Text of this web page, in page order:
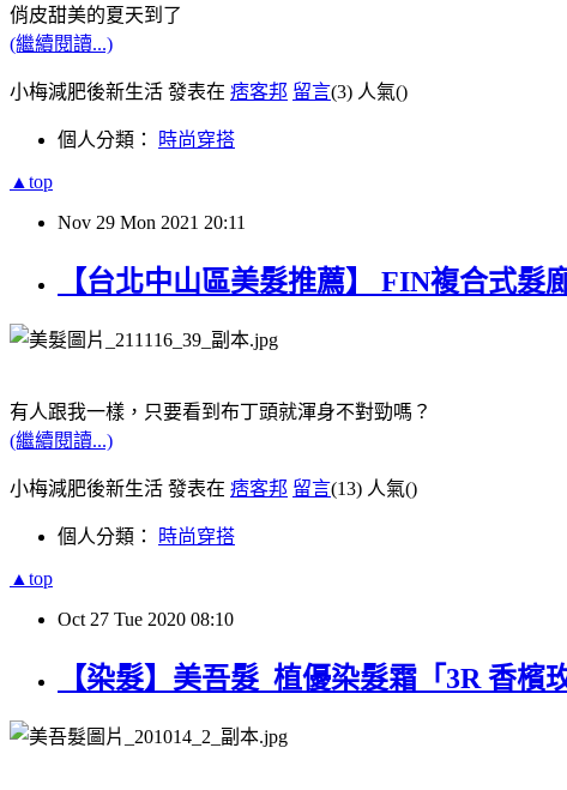
俏皮甜美的夏天到了
(繼續閱讀...)
小梅減肥後新生活 發表在 痞客邦 留言(3) 人氣()
個人分類： 時尚穿搭
▲top
Nov 29 Mon 2021 20:11
【台北中山區美髮推薦】 FIN複合式
有人跟我一樣，只要看到布丁頭就渾身不對勁嗎？
(繼續閱讀...)
小梅減肥後新生活 發表在 痞客邦 留言(13) 人氣()
個人分類： 時尚穿搭
▲top
Oct 27 Tue 2020 08:10
【染髮】美吾髮_植優染髮霜「3R 香